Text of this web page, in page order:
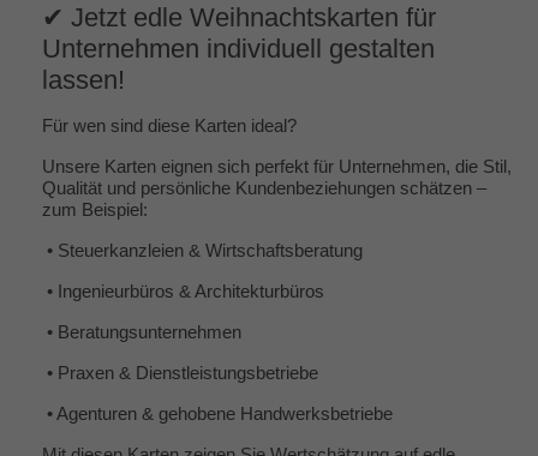
✔ Jetzt edle Weihnachtskarten für
Unternehmen individuell gestalten
lassen!
Für wen sind diese Karten ideal?
Unsere Karten eignen sich perfekt für Unternehmen, die Stil,
Qualität und persönliche Kundenbeziehungen schätzen –
zum Beispiel:
• Steuerkanzleien & Wirtschaftsberatung
• Ingenieurbüros & Architekturbüros
• Beratungsunternehmen
• Praxen & Dienstleistungsbetriebe
•Agenturen & gehobene Handwerksbetriebe